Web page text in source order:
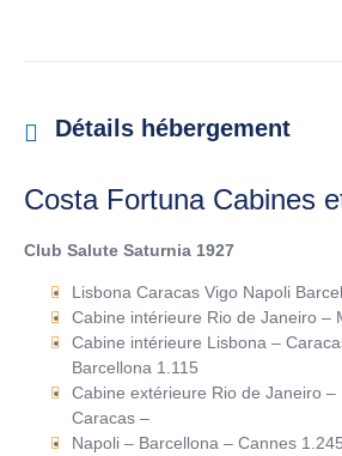
Détails hébergement
Costa Fortuna Cabines
Club Salute Saturnia 1927
Lisbona Caracas Vigo Napoli
Cabine intérieure Rio de Janeiro –
Cabine intérieure Lisbona –
Barcellona 1.115
Cabine extérieure Rio de Janeiro
Caracas –
Napoli – Barcellona – Cannes 1.245